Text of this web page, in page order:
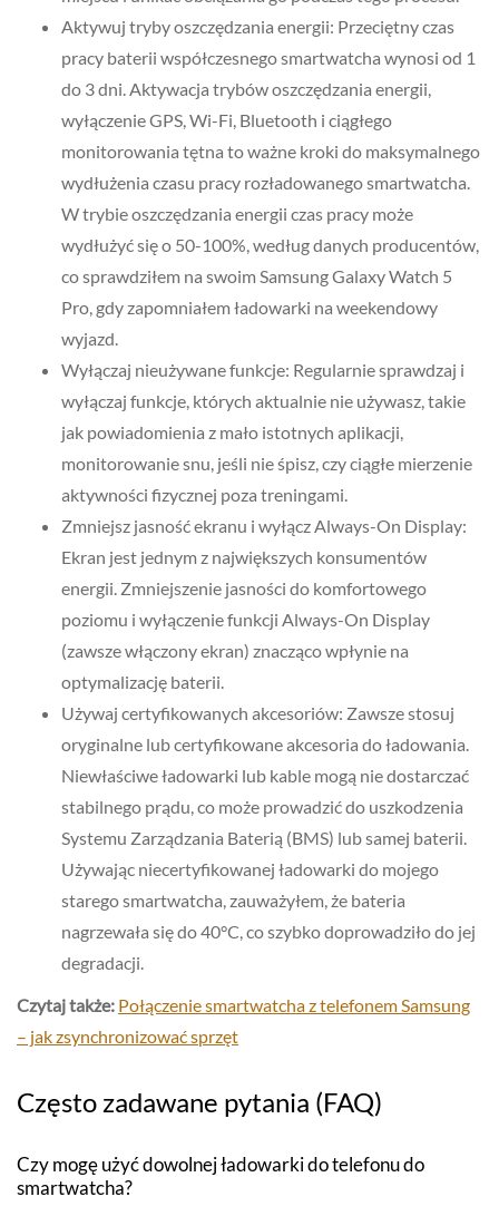
Aktywuj tryby oszczędzania energii: Przeciętny czas
pracy baterii współczesnego smartwatcha wynosi od 1
do 3 dni. Aktywacja trybów oszczędzania energii,
wyłączenie GPS, Wi-Fi, Bluetooth i ciągłego
monitorowania tętna to ważne kroki do maksymalnego
wydłużenia czasu pracy rozładowanego smartwatcha.
W trybie oszczędzania energii czas pracy może
wydłużyć się o 50-100%, według danych producentów,
co sprawdziłem na swoim Samsung Galaxy Watch 5
Pro, gdy zapomniałem ładowarki na weekendowy
wyjazd.
Wyłączaj nieużywane funkcje: Regularnie sprawdzaj i
wyłączaj funkcje, których aktualnie nie używasz, takie
jak powiadomienia z mało istotnych aplikacji,
monitorowanie snu, jeśli nie śpisz, czy ciągłe mierzenie
aktywności fizycznej poza treningami.
Zmniejsz jasność ekranu i wyłącz Always-On Display:
Ekran jest jednym z największych konsumentów
energii. Zmniejszenie jasności do komfortowego
poziomu i wyłączenie funkcji Always-On Display
(zawsze włączony ekran) znacząco wpłynie na
optymalizację baterii.
Używaj certyfikowanych akcesoriów: Zawsze stosuj
oryginalne lub certyfikowane akcesoria do ładowania.
Niewłaściwe ładowarki lub kable mogą nie dostarczać
stabilnego prądu, co może prowadzić do uszkodzenia
Systemu Zarządzania Baterią (BMS) lub samej baterii.
Używając niecertyfikowanej ładowarki do mojego
starego smartwatcha, zauważyłem, że bateria
nagrzewała się do 40°C, co szybko doprowadziło do jej
degradacji.
Czytaj także: Połączenie smartwatcha z telefonem Samsung
– jak zsynchronizować sprzęt
Często zadawane pytania (FAQ)
Czy mogę użyć dowolnej ładowarki do telefonu do
smartwatcha?